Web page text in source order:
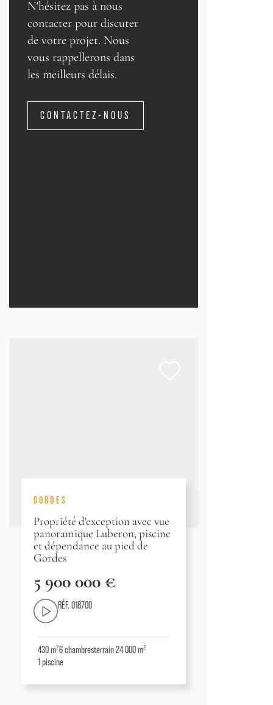
N'hésitez pas à nous
contacter pour discuter
de votre projet. Nous
vous rappellerons dans
les meilleurs délais.
CONTACTEZ-NOUS
GORDES
Propriété d'exception avec vue
panoramique Luberon, piscine
et dépendance au pied de
Gordes
5 900 000 €
RÉF. 018700
430 m²6chambresterrain 24 000 m²
1piscine